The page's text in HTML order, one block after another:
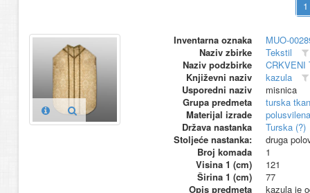
Inventarna oznaka
MUO-
Naziv zbirke
Tekstil
Naziv podzbirke
CRKVENI
Književni naziv
kazula
Usporedni naziv
misnica
Grupa predmeta
turska
Materijal izrade
Država nastanka
Turska (?)
Stoljeće nastanka:
druga
Broj komada
1
Visina 1 (cm)
121
Širina 1 (cm)
77
Opis predmeta
kazula je